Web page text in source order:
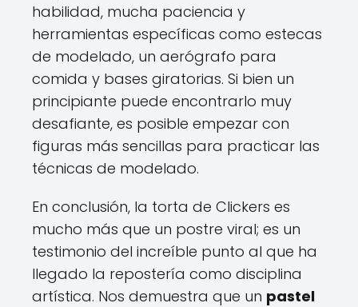
habilidad, mucha paciencia y
herramientas específicas como estecas
de modelado, un aerógrafo para
comida y bases giratorias. Si bien un
principiante puede encontrarlo muy
desafiante, es posible empezar con
figuras más sencillas para practicar las
técnicas de modelado.
En conclusión, la torta de Clickers es
mucho más que un postre viral; es un
testimonio del increíble punto al que ha
llegado la repostería como disciplina
artística. Nos demuestra que un pastel